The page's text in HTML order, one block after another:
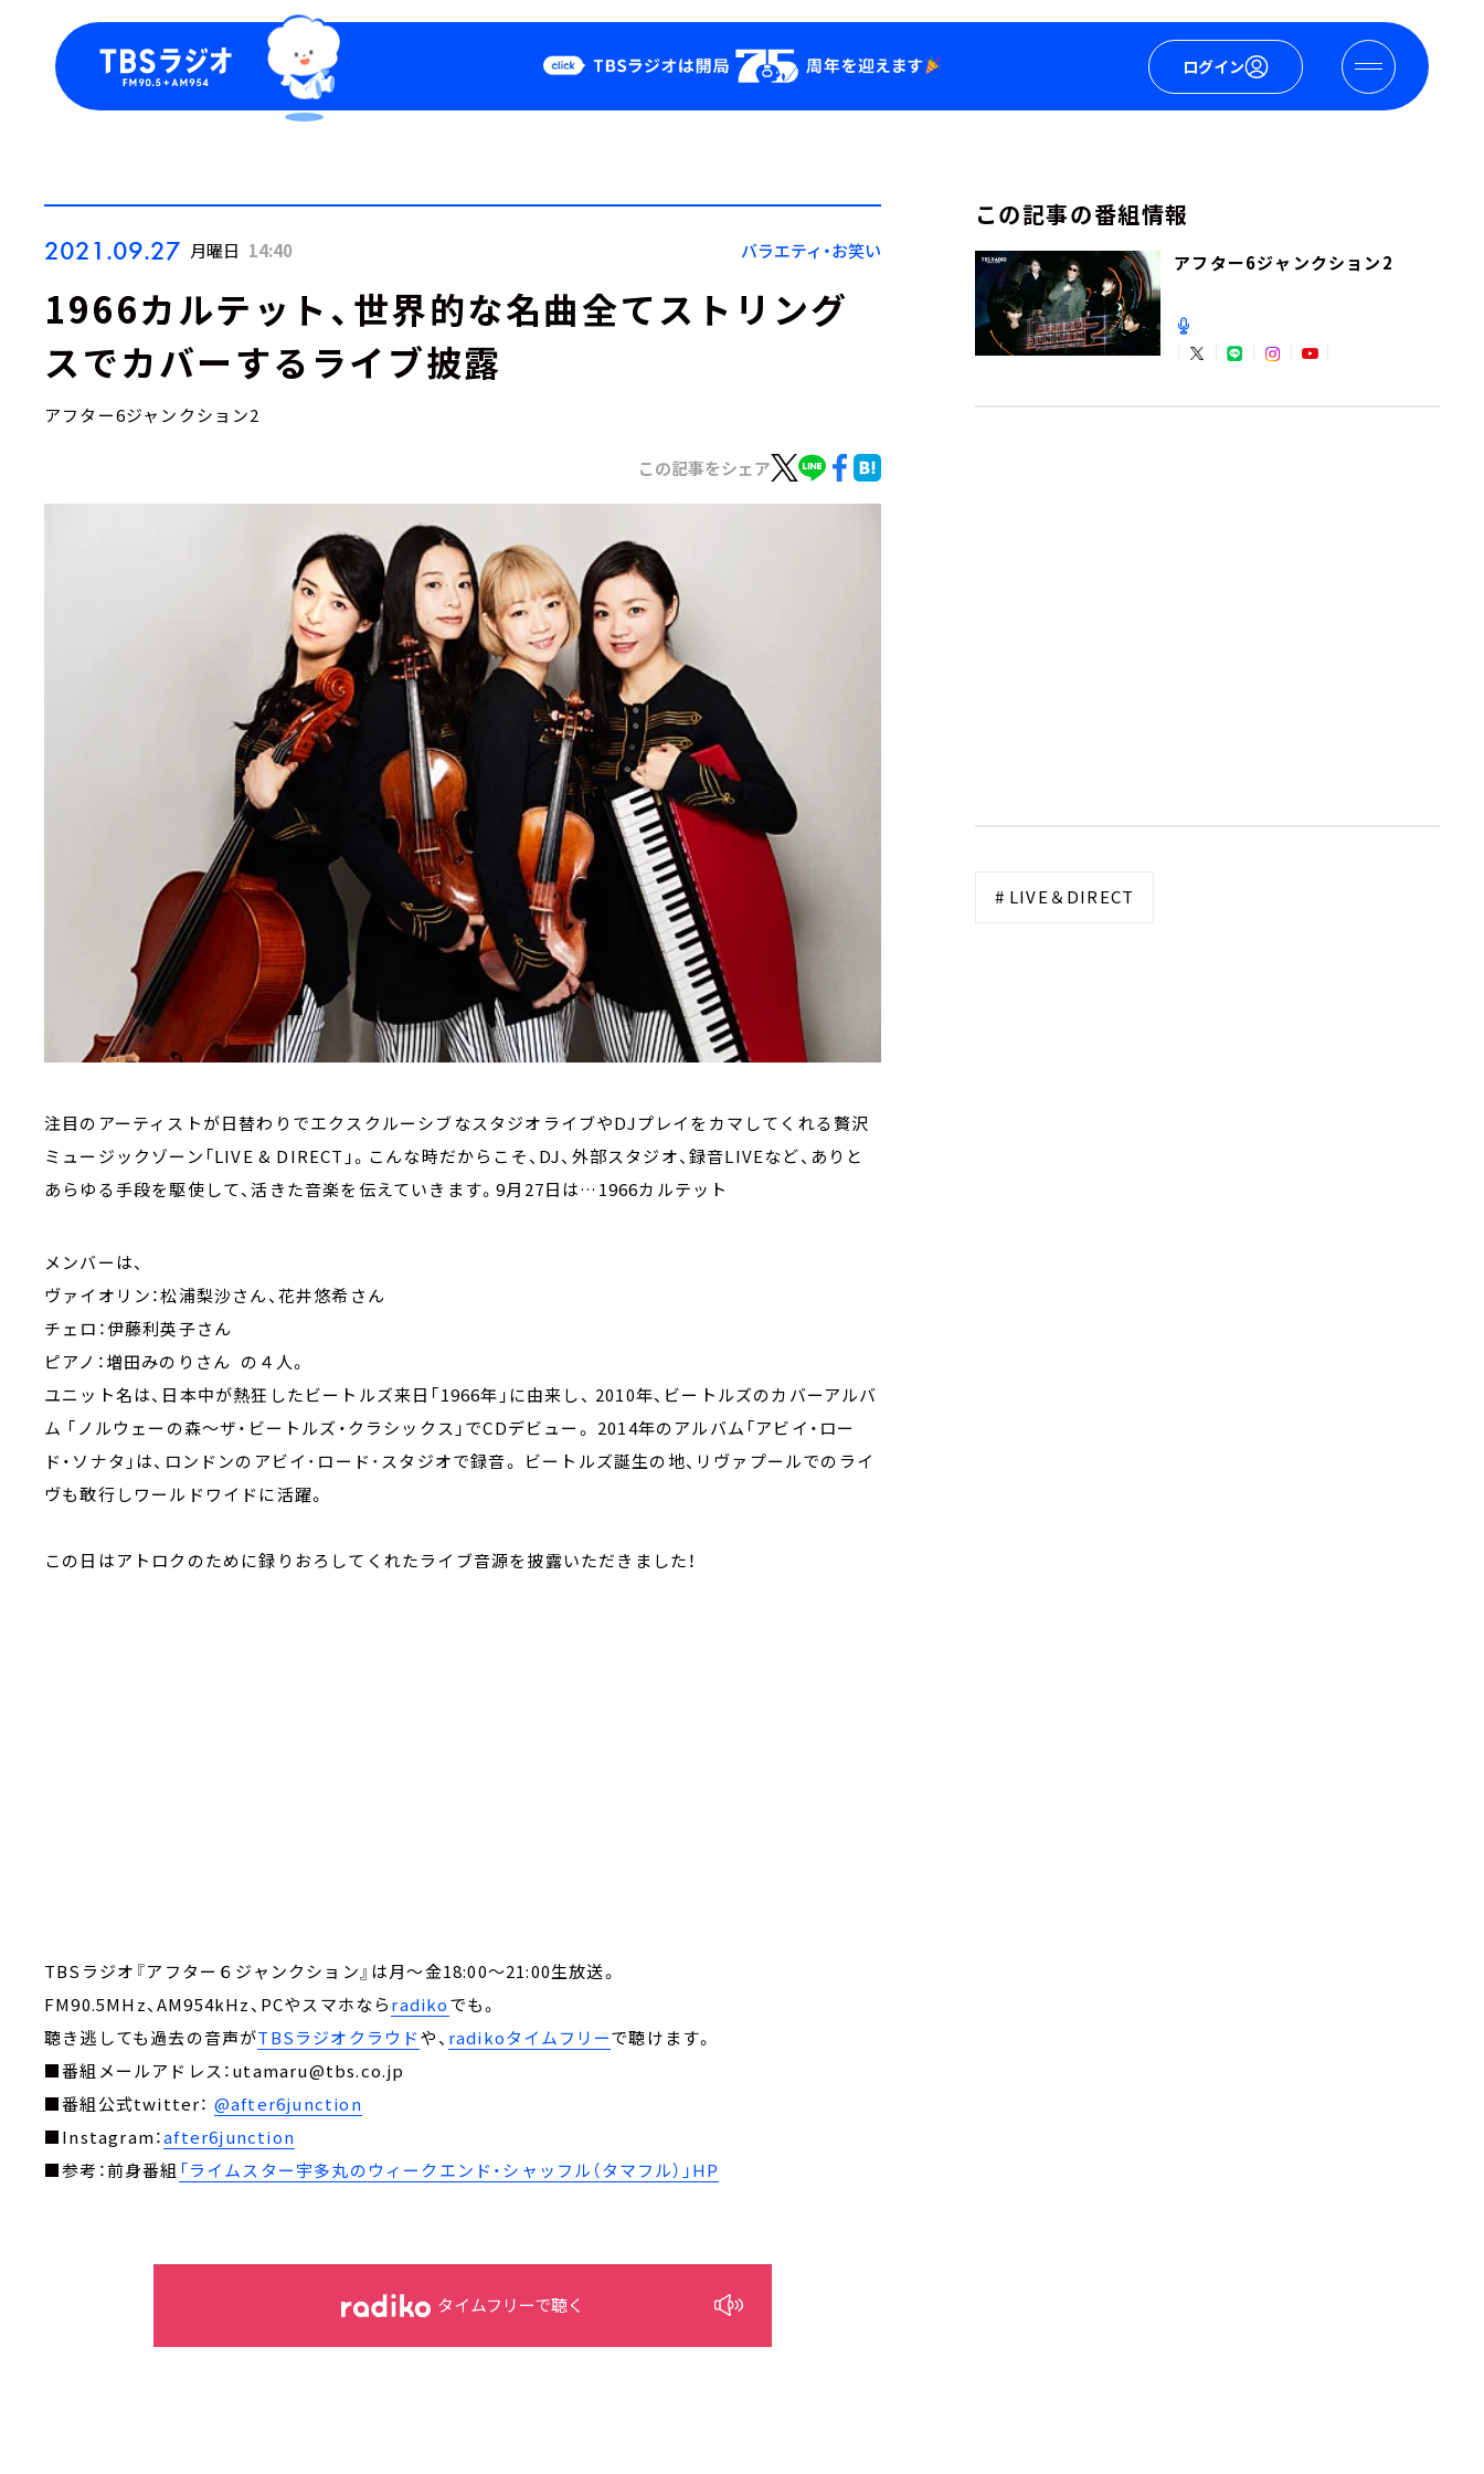
ログイン
Podcast
YouTube
会社情報
2021.09.27 月曜日 14:40 バラエティ・お笑い
1966カルテット、世界的な名曲全てストリング
スでカバーするライブ披露
アフター6ジャンクション2
この記事をシェア
注目のアーティストが日替わりでエクスクルーシブなスタジオライブやDJプレイをカマしてくれる贅沢
ミュージックゾーン「LIVE & DIRECT」。こんな時だからこそ、DJ、外部スタジオ、録音LIVEなど、ありと
あらゆる手段を駆使して、活きた音楽を伝えていきます。9月27日は…1966カルテット
メンバーは、
ヴァイオリン：松浦梨沙さん、花井悠希さん
チェロ：伊藤利英子さん
ピアノ：増田みのりさん の４人。
ユニット名は、日本中が熱狂したビートルズ来日「1966年」に由来し、 2010年、ビートルズのカバーアルバ
ム 「ノルウェーの森～ザ・ビートルズ・クラシックス」でCDデビュー。 2014年のアルバム「アビイ・ロー
ド・ソナタ」は、ロンドンのアビイ･ロード･スタジオで録音。 ビートルズ誕生の地、リヴァプールでのライ
ヴも敢行しワールドワイドに活躍。
この日はアトロクのために録りおろしてくれたライブ音源を披露いただきました！
TBSラジオ『アフター６ジャンクション』は月～金18:00～21:00生放送。
FM90.5MHz、AM954kHz、PCやスマホならradikoでも。
聴き逃しても過去の音声がTBSラジオクラウドや、 radikoタイムフリーで聴けます。
■番組メールアドレス：utamaru@tbs.co.jp
■番組公式twitter： @after6junction
■Instagram：after6junction
■参考：前身番組 「ライムスター宇多丸のウィークエンド・シャッフル（タマフル）」HP
タイムフリーで聴く
この記事の番組情報
アフター6ジャンクション2
# LIVE＆DIRECT